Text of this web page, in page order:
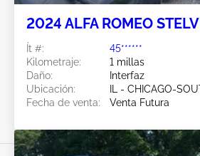
2024 ALFA ROMEO
Ít #:
45******
Kilometraje:
1 millas
Daño:
Interfaz
Ubicación:
IL - CHICAGO-
Fecha de venta:
Venta Futura